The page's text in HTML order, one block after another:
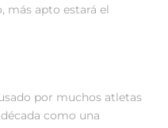
más apto estará el
por muchos atletas
como una